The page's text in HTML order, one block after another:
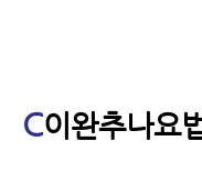
C이완추나요